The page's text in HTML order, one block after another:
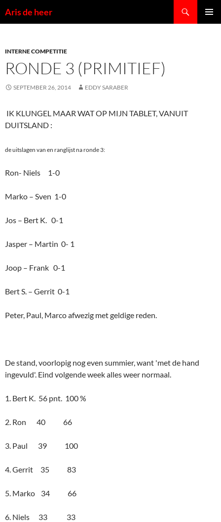
naar
Aris de heer
INTERNE COMPETITIE
RONDE 3 (PRIMITIEF)
SEPTEMBER 26, 2014 EDDY SARABER
IK KLUNGEL MAAR WAT OP MIJN TABLET, VANUIT
DUITSLAND :
de uitslagen van en ranglijst na ronde 3:
Ron- Niels 1-0
Marko – Sven 1-0
Jos – Bert K. 0-1
Jasper – Martin 0- 1
Joop – Frank 0-1
Bert S. – Gerrit 0-1
Peter, Paul, Marco afwezig met geldige reden.
De stand, voorlopig nog even summier, want 'met de hand
ingevuld'. Eind volgende week alles weer normaal.
1. Bert K. 56 pnt. 100 %
2. Ron 40 66
3. Paul 39 100
4. Gerrit 35 83
5. Marko 34 66
6. Niels 33 33